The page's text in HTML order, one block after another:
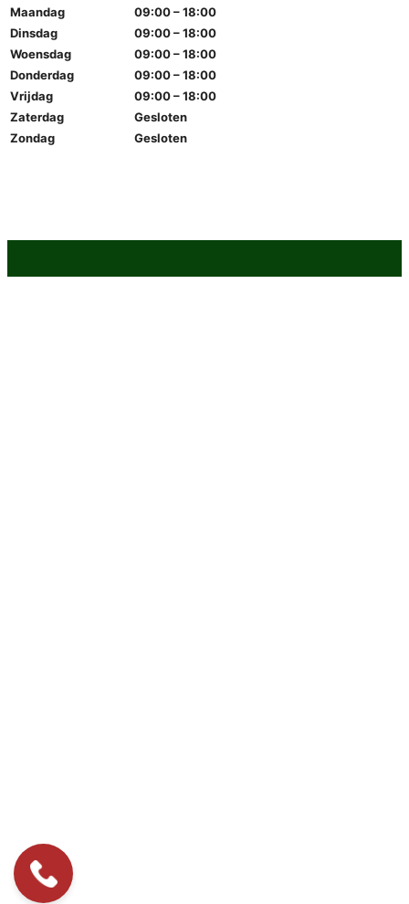
Maandag
09:00 – 18:00
Dinsdag
09:00 – 18:00
Woensdag
09:00 – 18:00
Donderdag
09:00 – 18:00
Vrijdag
09:00 – 18:00
Zaterdag
Gesloten
Zondag
Gesloten